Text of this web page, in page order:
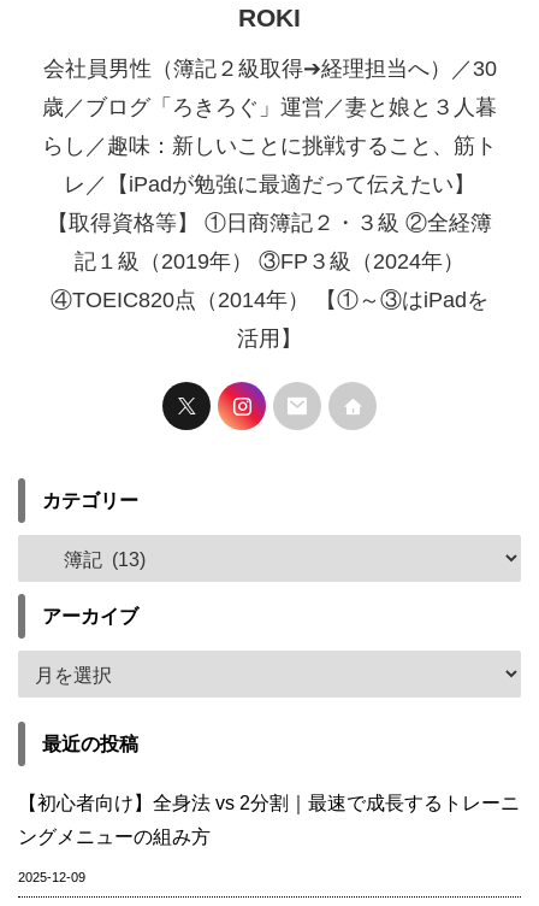
ROKI
会社員男性（簿記２級取得➔経理担当へ）／30
歳／ブログ「ろきろぐ」運営／妻と娘と３人暮
らし／趣味：新しいことに挑戦すること、筋ト
レ／【iPadが勉強に最適だって伝えたい】
【取得資格等】 ①日商簿記２・３級 ②全経簿
記１級（2019年） ③FP３級（2024年）
④TOEIC820点（2014年） 【①～③はiPadを
活用】
カテゴリー
アーカイブ
最近の投稿
【初心者向け】全身法 vs 2分割｜最速で成長するトレーニ
ングメニューの組み方
2025-12-09